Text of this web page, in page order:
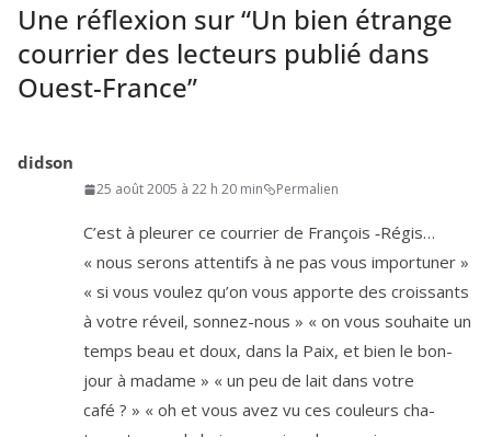
Une réflexion sur “Un bien étrange
courrier des lecteurs publié dans
Ouest-France”
didson
25 août 2005 à 22 h 20 min Permalien
C’est à pleu­rer ce cour­rier de François ‑Régis…
« nous serons atten­tifs à ne pas vous importuner »
« si vous vou­lez qu’on vous apporte des crois­sants
à votre réveil, son­nez-nous » « on vous sou­haite un
temps beau et doux, dans la Paix, et bien le bon­
jour à madame » « un peu de lait dans votre
café ? » « oh et vous avez vu ces cou­leurs cha­